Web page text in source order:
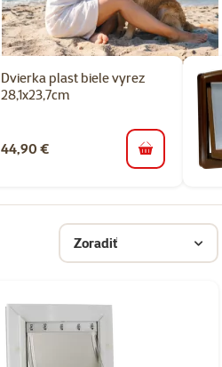
Dvierka plast biele vyrez
28,1x23,7cm
44,90 € do košíka
Zoradiť